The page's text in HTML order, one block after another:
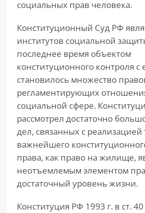
социальных прав человека.
Конституционный Суд РФ
институтов социальной
последнее время объектом
конституционного контроля с
становилось множество
регламентирующих
социальной сфере.
рассмотрел достаточно
дел, связанных с реализацией
важнейшего
права, как право на жилище,
неотъемлемым элементом
достаточный уровень жизни.
Конституция РФ 1993 г. в ст.